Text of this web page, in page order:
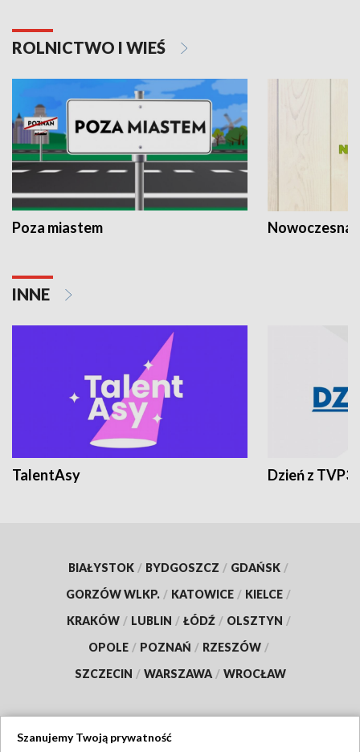
ROLNICTWO I WIEŚ
Poza miastem Nowoczesna
INNE
TalentAsy Dzień z TVP3
BIAŁYSTOK / BYDGOSZCZ / GDAŃSK /
GORZÓW WLKP. / KATOWICE / KIELCE /
KRAKÓW / LUBLIN / ŁÓDŹ / OLSZTYN /
OPOLE / POZNAŃ / RZESZÓW /
SZCZECIN / WARSZAWA / WROCŁAW
Szanujemy Twoją prywatność